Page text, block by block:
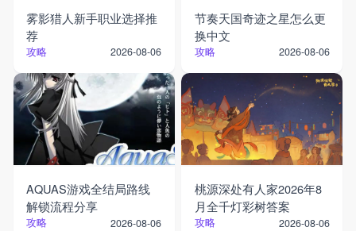
雾影猎人新手职业选择推
荐
攻略 2026-08-06
节奏天国奇迹之星怎么更
换中文
攻略 2026-08-06
AQUAS游戏全结局路线
解锁流程分享
攻略 2026-08-06
桃源深处有人家2026年8
月全千灯彩树答案
攻略 2026-08-06